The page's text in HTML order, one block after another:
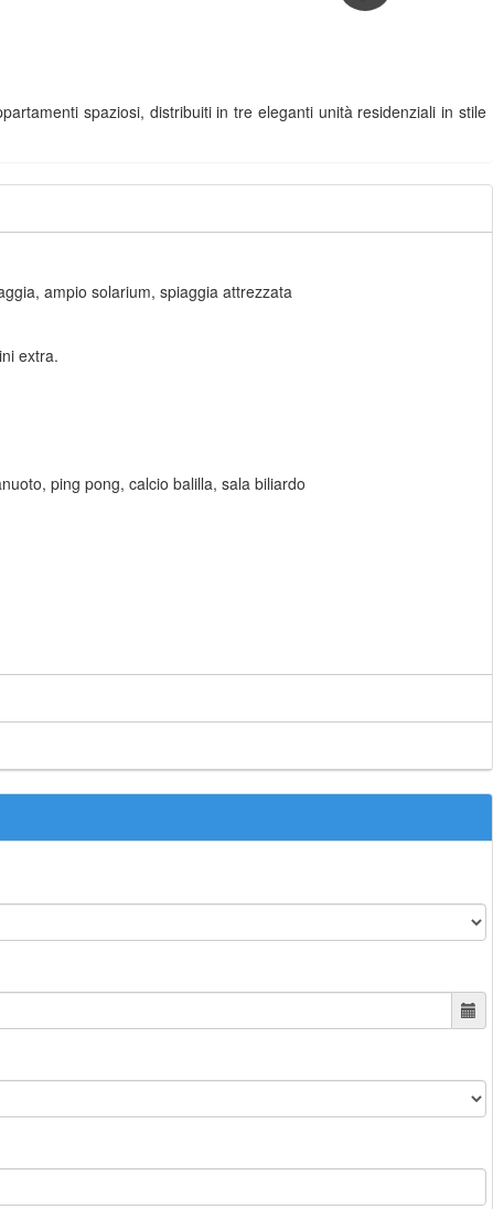
spaziosi, distribuiti in tre eleganti unità residenziali in stile
ampio solarium, spiaggia attrezzata
extra.
ping pong, calcio balilla, sala biliardo